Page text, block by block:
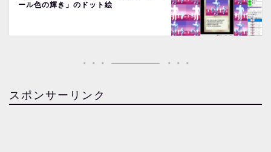
ール色の輝き」のドット絵
スポンサーリンク